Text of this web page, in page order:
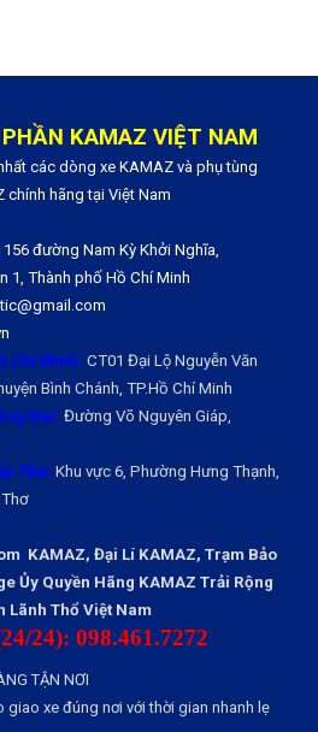
PHẦN KAMAZ VIỆT NAM
các dòng xe KAMAZ và phụ tùng
chính hãng tại Việt Nam
156 đường Nam Kỳ Khởi Nghĩa,
1, Thành phố Hồ Chí Minh
Chí Minh: CT01 Đại Lộ Nguyễn Văn
Bình Chánh, TP.Hồ Chí Minh
Nai: Đường Võ Nguyên Giáp,
Thơ: Khu vực 6, Phường Hưng Thạnh,
Thơ
KAMAZ, Đại Lí KAMAZ, Trạm Bảo
Ủy Quyền Hãng KAMAZ Trải Rộng
Lãnh Thổ Việt Nam
24): 098.461.7272
TẬN NƠI
giao xe đúng nơi với thời gian nhanh lẹ